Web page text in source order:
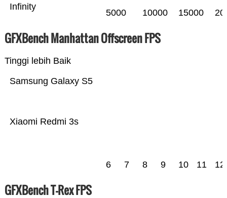
Infinity
5000 10000 15000
GFXBench Manhattan Offscreen FPS
Tinggi lebih Baik
Xiaomi Redmi 3s
Samsung Galaxy S5
6 7 8 9 10 11 12
GFXBench T-Rex FPS